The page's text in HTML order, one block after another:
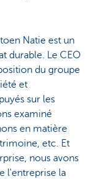
Natie est un
durable. Le CEO
du groupe
et
sur les
examiné
en matière
etc. Et
nous avons
l'entreprise la